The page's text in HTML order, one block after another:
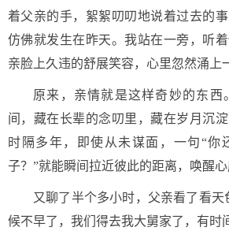
着父亲的手，絮絮叨叨地说着过去的事
仿佛就发生在昨天。我站在一旁，听
亲脸上久违的舒展笑容，心里忽然涌上
原来，亲情就是这样奇妙的东西
间，藏在长辈的念叨里，藏在岁月沉
时隔多年，即使从未谋面，一句“你
子？”就能瞬间拉近彼此的距离，唤醒心
又聊了半个多小时，父亲看了看天
候不早了，我们得去我大舅家了，有时